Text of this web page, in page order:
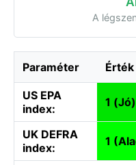
A
Paraméter Érték
US EPA
index:
1 (Jó)
UK DEFRA
index:
1